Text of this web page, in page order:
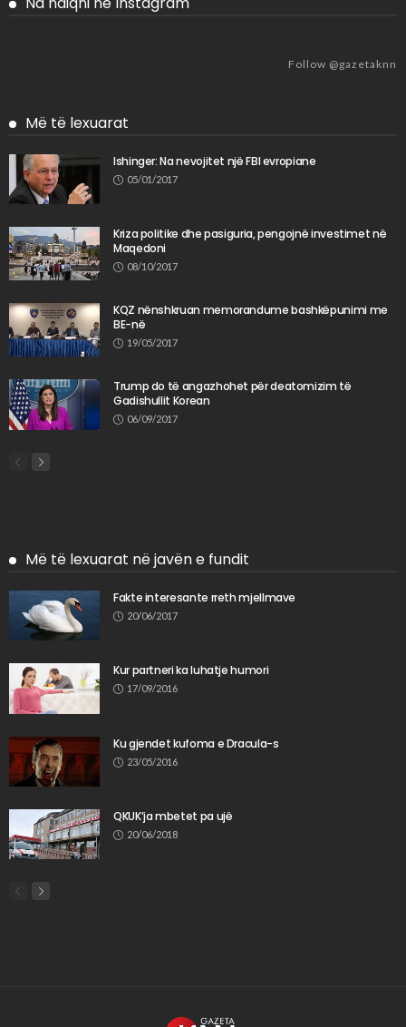
Follow @gazetaknn
Më të lexuarat
Ishinger: Na nevojitet një FBI evropiane
05/01/2017
Kriza politike dhe pasiguria, pengojnë investimet në
Maqedoni
08/10/2017
KQZ nënshkruan memorandume bashkëpunimi me
BE-në
19/05/2017
Trump do të angazhohet për deatomizim të
Gadishullit Korean
06/09/2017
Më të lexuarat në javën e fundit
Fakte interesante rreth mjellmave
20/06/2017
Kur partneri ka luhatje humori
17/09/2016
Ku gjendet kufoma e Dracula-s
23/05/2016
QKUK’ja mbetet pa ujë
20/06/2018